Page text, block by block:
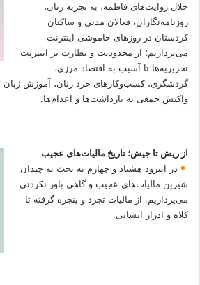
خلال روایت‌های فاطمه، به تجربه زنان،
روزنامه‌نگاران، فعالان مدنی و ساکنان
کردستان در روزهای خاموشی اینترنت
می‌پردازیم؛ از محدودیت و نظارت بر اینترنت
تحریریه‌ها تا آسیب به اقتصاد مرزی،
گردشگری، کسب‌وکارهای خرد زنان، آموزش زبان
واکنش جمعی به بازداشت‌ها و اعدام‌ها.
از ریش تا جیش؛ تاریخ مالیات‌های عجیب
در اپیزود هشتاد و چهارم به بحث نه چندان
شیرین مالیات‌های عجیب و گاهی باور نکردنی‌
می‌پردازیم. از مالیات تجرد و پنجره گرفته تا
کلاه و ادرار انسانی.